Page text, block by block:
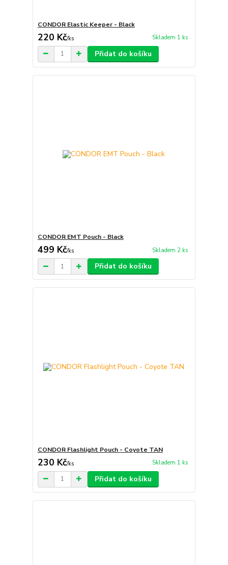
CONDOR Elastic Keeper - Black
220 Kč/ks Skladem 1 ks
Přidat do košíku
CONDOR EMT Pouch - Black
499 Kč/ks Skladem 2 ks
Přidat do košíku
CONDOR Flashlight Pouch - Coyote TAN
230 Kč/ks Skladem 1 ks
Přidat do košíku